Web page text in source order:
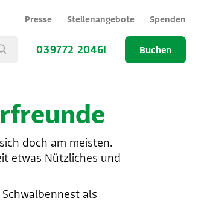
Presse Stellenangebote Spenden
039772 20461 Buchen
doch am meisten.
etwas Nützliches und
als